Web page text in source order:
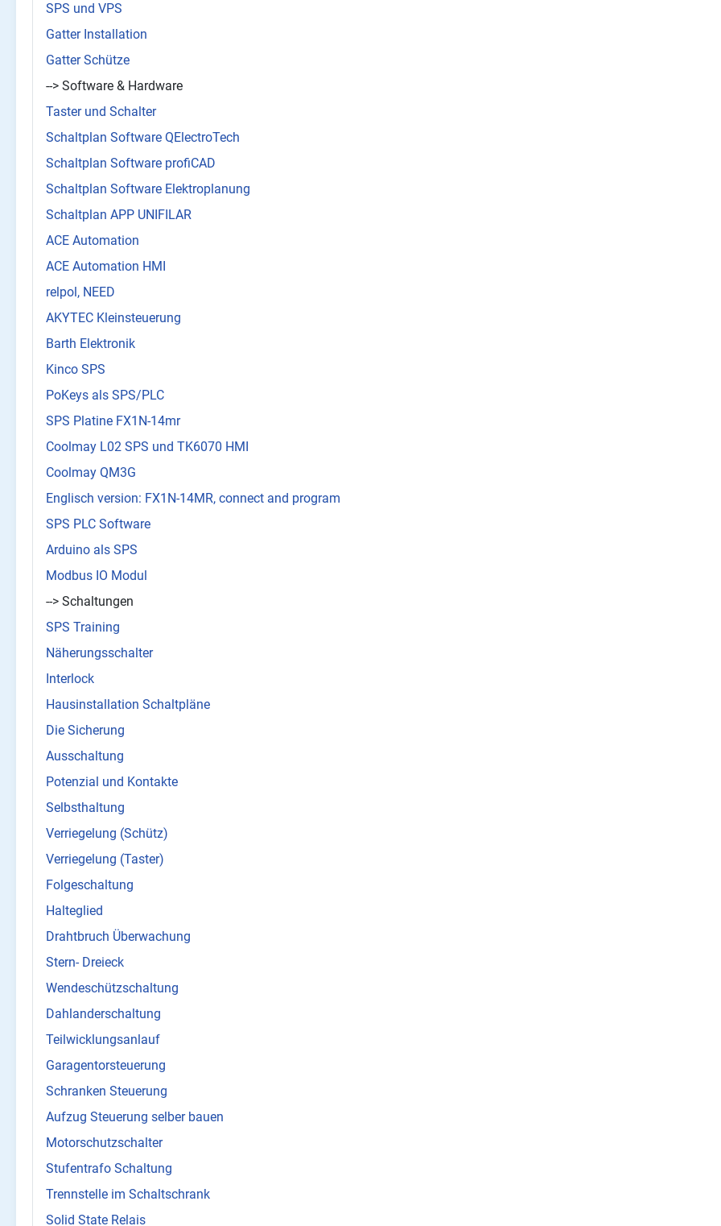
SPS und VPS
Gatter Installation
Gatter Schütze
--> Software & Hardware
Taster und Schalter
Schaltplan Software QElectroTech
Schaltplan Software profiCAD
Schaltplan Software Elektroplanung
Schaltplan APP UNIFILAR
ACE Automation
ACE Automation HMI
relpol, NEED
AKYTEC Kleinsteuerung
Barth Elektronik
Kinco SPS
PoKeys als SPS/PLC
SPS Platine FX1N-14mr
Coolmay L02 SPS und TK6070 HMI
Coolmay QM3G
Englisch version: FX1N-14MR, connect and program
SPS PLC Software
Arduino als SPS
Modbus IO Modul
--> Schaltungen
SPS Training
Näherungsschalter
Interlock
Hausinstallation Schaltpläne
Die Sicherung
Ausschaltung
Potenzial und Kontakte
Selbsthaltung
Verriegelung (Schütz)
Verriegelung (Taster)
Folgeschaltung
Halteglied
Drahtbruch Überwachung
Stern- Dreieck
Wendeschützschaltung
Dahlanderschaltung
Teilwicklungsanlauf
Garagentorsteuerung
Schranken Steuerung
Aufzug Steuerung selber bauen
Motorschutzschalter
Stufentrafo Schaltung
Trennstelle im Schaltschrank
Solid State Relais